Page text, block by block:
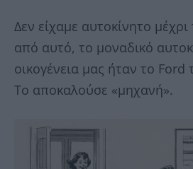
Δεν είχαμε αυτοκίνητο
από αυτό, το μοναδικό
οικογένεια μας ήταν το
Το αποκαλούσε «μηχανή».